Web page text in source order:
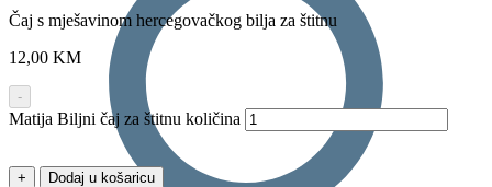
Čaj s mješavinom hercegovačkog bilja za štitnu
12,00 KM
-
Matija Biljni čaj za štitnu količina
+ Dodaj u košaricu